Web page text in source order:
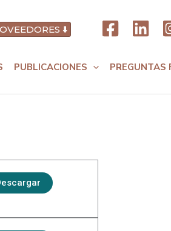
⬇️
PUBLICACIONES PREGUNTAS